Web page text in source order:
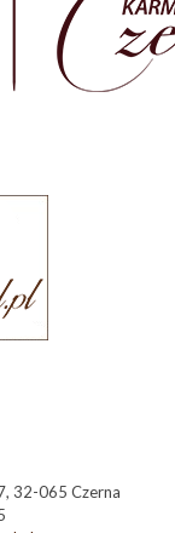
32-065 Czerna